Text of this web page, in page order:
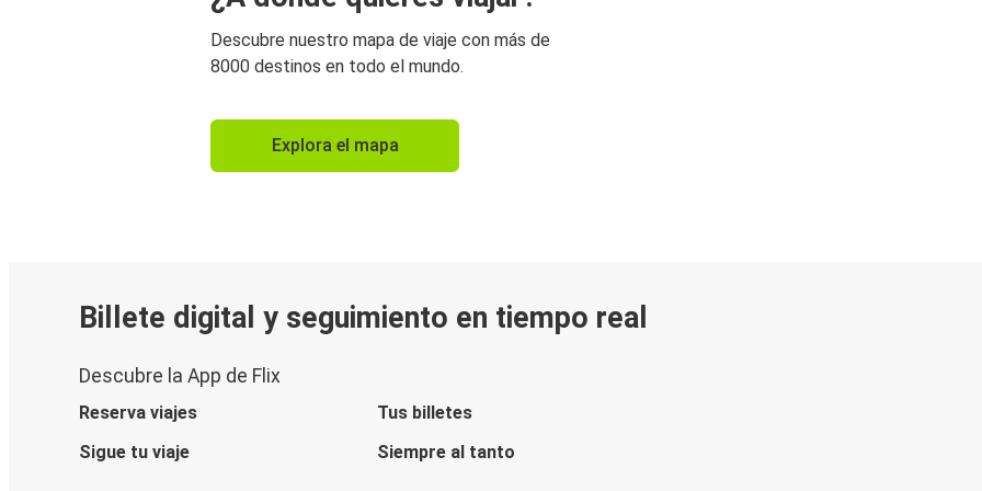
Descubre nuestro mapa de viaje con más de
8000 destinos en todo el mundo.
Explora el mapa
Billete digital y seguimiento en tiempo real
Descubre la App de Flix
Reserva viajes
Tus billetes
Sigue tu viaje
Siempre al tanto